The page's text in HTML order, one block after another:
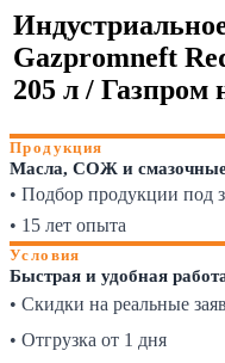
Gazpromneft
205 л / Газпром
Продукция
Масла, СОЖ и
• Подбор продукции под
• 15 лет опыта
Условия
Быстрая и удобная
• Скидки на реальные
• Отгрузка от 1 дня